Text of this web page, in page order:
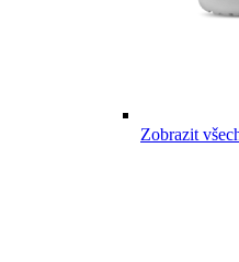
Zobrazit